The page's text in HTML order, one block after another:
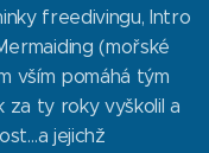
freedivingu, Intro
(mořské
vším pomáhá tým
za ty roky vyškolil a
jejichž